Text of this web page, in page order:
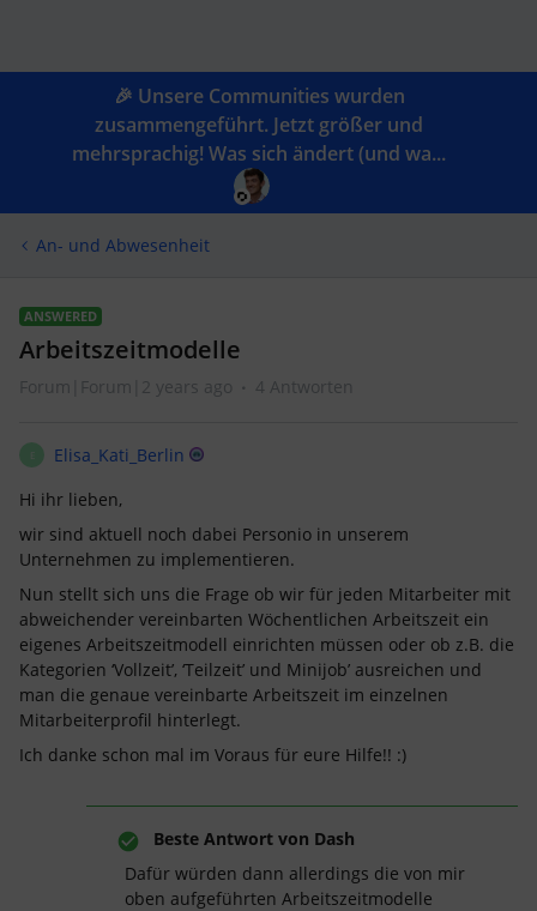
🎉 Unsere Communities wurden
zusammengeführt. Jetzt größer und
mehrsprachig! Was sich ändert (und wa...
An- und Abwesenheit
ANSWERED
Arbeitszeitmodelle
Forum|Forum|2 years ago 4 Antworten
Elisa_Kati_Berlin
Hi ihr lieben,
wir sind aktuell noch dabei Personio in unserem
Unternehmen zu implementieren.
Nun stellt sich uns die Frage ob wir für jeden Mitarbeiter mit
abweichender vereinbarten Wöchentlichen Arbeitszeit ein
eigenes Arbeitszeitmodell einrichten müssen oder ob z.B. die
Kategorien ‘Vollzeit’, ‘Teilzeit’ und Minijob’ ausreichen und
man die genaue vereinbarte Arbeitszeit im einzelnen
Mitarbeiterprofil hinterlegt.
Ich danke schon mal im Voraus für eure Hilfe!! :)
Beste Antwort von Dash
Dafür würden dann allerdings die von mir
oben aufgeführten Arbeitszeitmodelle